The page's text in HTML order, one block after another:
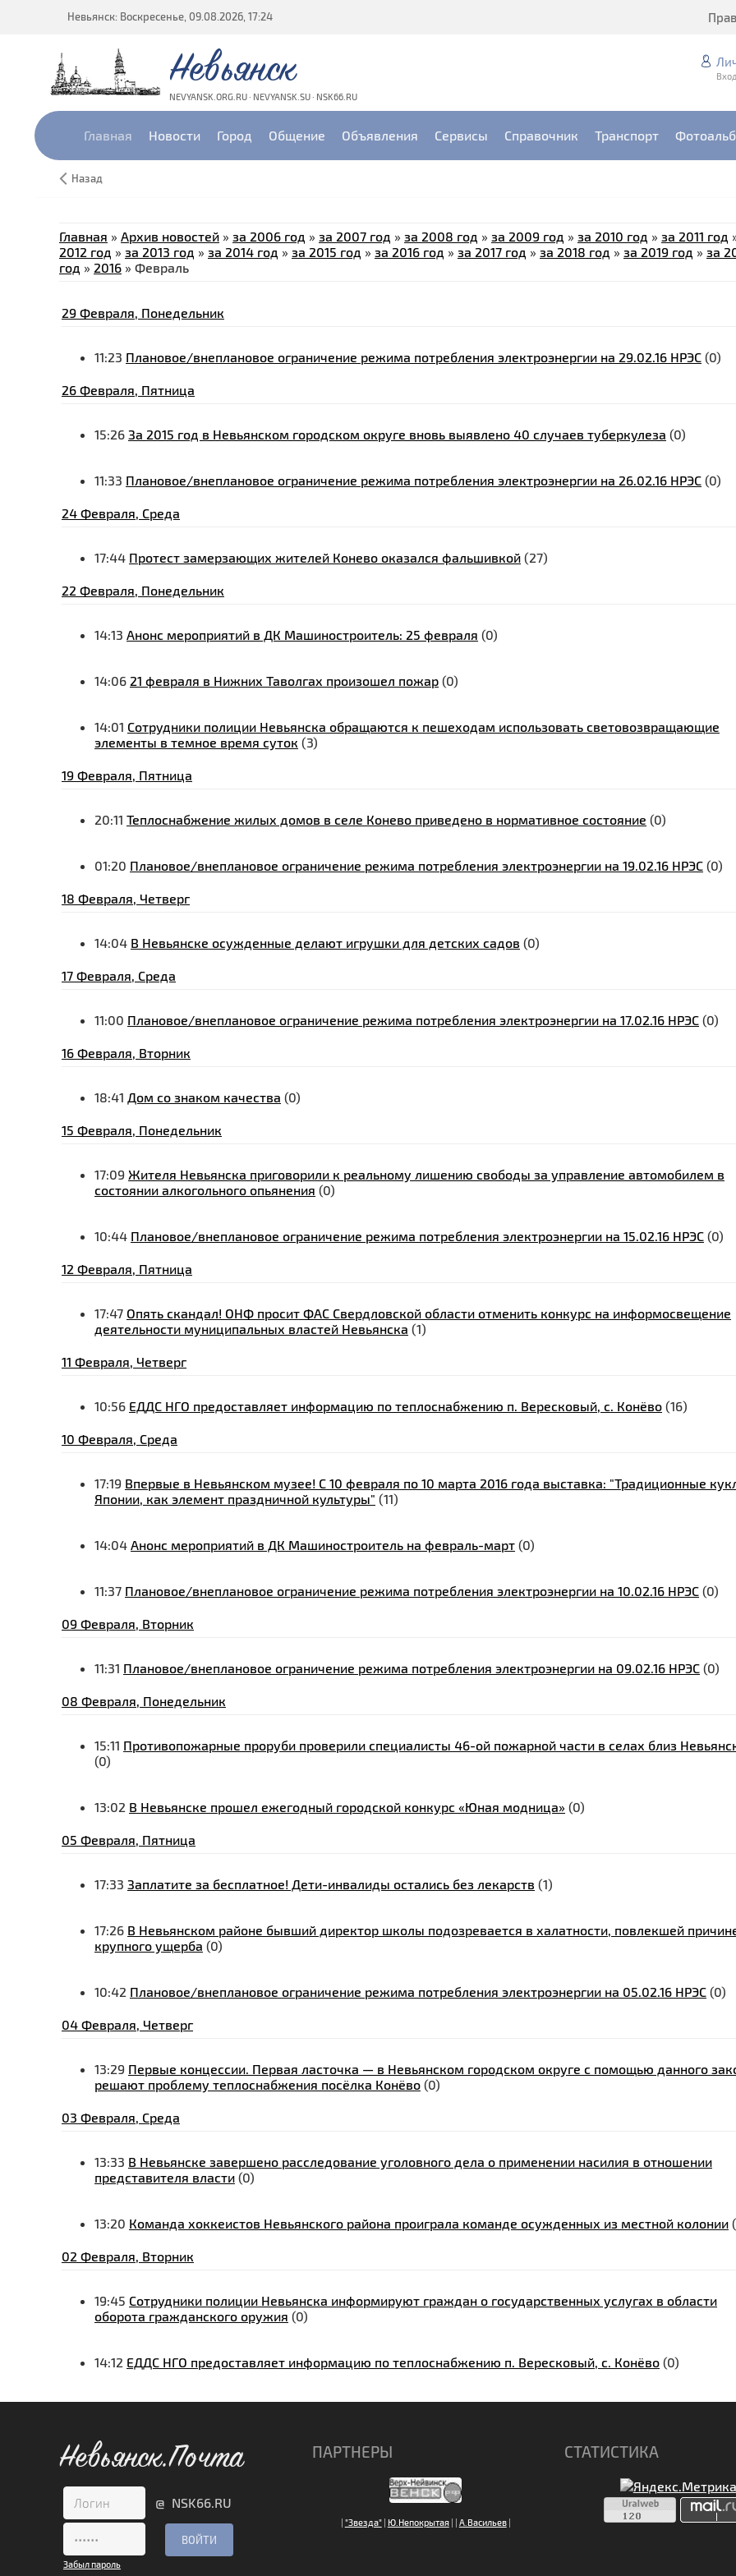
Невьянск: Воскресенье, 09.08.2026, 17:24
Невьянск
NEVYANSK.ORG.RU · NEVYANSK.SU · NSK66.RU
Главная Новости Город Общение Объявления Сервисы Справочник Транспорт
Назад
Главная » Архив новостей » за 2006 год » за 2007 год » за 2008 год » за 2009 год » за 2010 год » за 2011 год
2012 год » за 2013 год » за 2014 год » за 2015 год » за 2016 год » за 2017 год » за 2018 год » за 2019 год » за
год » 2016 » Февраль
29 Февраля, Понедельник
11:23 Плановое/внеплановое ограничение режима потребления электроэнергии на 29.02.16 НРЭС (0)
26 Февраля, Пятница
15:26 За 2015 год в Невьянском городском округе вновь выявлено 40 случаев туберкулеза (0)
11:33 Плановое/внеплановое ограничение режима потребления электроэнергии на 26.02.16 НРЭС (0)
24 Февраля, Среда
17:44 Протест замерзающих жителей Конево оказался фальшивкой (27)
22 Февраля, Понедельник
14:13 Анонс мероприятий в ДК Машиностроитель: 25 февраля (0)
14:06 21 февраля в Нижних Таволгах произошел пожар (0)
14:01 Сотрудники полиции Невьянска обращаются к пешеходам использовать световозвращающие
элементы в темное время суток (3)
19 Февраля, Пятница
20:11 Теплоснабжение жилых домов в селе Конево приведено в нормативное состояние (0)
01:20 Плановое/внеплановое ограничение режима потребления электроэнергии на 19.02.16 НРЭС (0)
18 Февраля, Четверг
14:04 В Невьянске осужденные делают игрушки для детских садов (0)
17 Февраля, Среда
11:00 Плановое/внеплановое ограничение режима потребления электроэнергии на 17.02.16 НРЭС (0)
16 Февраля, Вторник
18:41 Дом со знаком качества (0)
15 Февраля, Понедельник
17:09 Жителя Невьянска приговорили к реальному лишению свободы за управление автомобилем в
состоянии алкогольного опьянения (0)
10:44 Плановое/внеплановое ограничение режима потребления электроэнергии на 15.02.16 НРЭС (0)
12 Февраля, Пятница
17:47 Опять скандал! ОНФ просит ФАС Свердловской области отменить конкурс на информосвещение
деятельности муниципальных властей Невьянска (1)
11 Февраля, Четверг
10:56 ЕДДС НГО предоставляет информацию по теплоснабжению п. Вересковый, с. Конёво (16)
10 Февраля, Среда
17:19 Впервые в Невьянском музее! С 10 февраля по 10 марта 2016 года выставка: "Традиционные
Японии, как элемент праздничной культуры" (11)
14:04 Анонс мероприятий в ДК Машиностроитель на февраль-март (0)
11:37 Плановое/внеплановое ограничение режима потребления электроэнергии на 10.02.16 НРЭС (0)
09 Февраля, Вторник
11:31 Плановое/внеплановое ограничение режима потребления электроэнергии на 09.02.16 НРЭС (0)
08 Февраля, Понедельник
15:11 Противопожарные проруби проверили специалисты 46-ой пожарной части в селах близ
(0)
13:02 В Невьянске прошел ежегодный городской конкурс «Юная модница» (0)
05 Февраля, Пятница
17:33 Заплатите за бесплатное! Дети-инвалиды остались без лекарств (1)
17:26 В Невьянском районе бывший директор школы подозревается в халатности, повлекшей
крупного ущерба (0)
10:42 Плановое/внеплановое ограничение режима потребления электроэнергии на 05.02.16 НРЭС (0)
04 Февраля, Четверг
13:29 Первые концессии. Первая ласточка — в Невьянском городском округе с помощью данного
решают проблему теплоснабжения посёлка Конёво (0)
03 Февраля, Среда
13:33 В Невьянске завершено расследование уголовного дела о применении насилия в отношении
представителя власти (0)
13:20 Команда хоккеистов Невьянского района проиграла команде осужденных из местной колонии
02 Февраля, Вторник
19:45 Сотрудники полиции Невьянска информируют граждан о государственных услугах в области
оборота гражданского оружия (0)
14:12 ЕДДС НГО предоставляет информацию по теплоснабжению п. Вересковый, с. Конёво (0)
Невьянск.Почта
@ NSK66.RU
Забыл пароль
ПАРТНЕРЫ
"Звезда"| Ю.Непокрытая| А.Васильев|
СТАТИСТИКА